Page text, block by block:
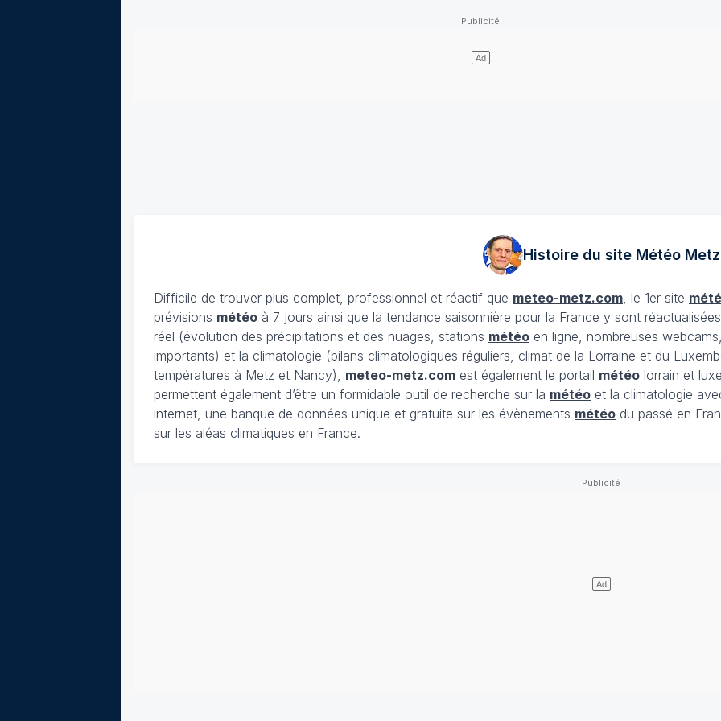
Histoire du site MétéoMetz
Difficile de trouver plus complet, professionnel et réactif que meteo-metz.com , le 1er site
prévisions météo à 7 jours ainsi que la tendance saisonnière pour la France y sont
réel (évolution des précipitations et des nuages, stations météo en ligne, nombreuses
importants) et la climatologie (bilans climatologiques réguliers, climat de la Lorraine et du
températures à Metz et Nancy), meteo-metz.com est également le portail météo lorrain et
permettent également d’être un formidable outil de recherche sur la météo et la climatologie
internet, une banque de données unique et gratuite sur les évènements météo du passé en
sur les aléas climatiques en France.